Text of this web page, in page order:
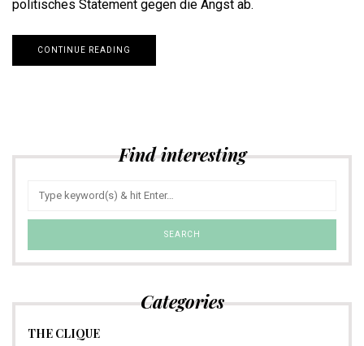
politisches Statement gegen die Angst ab.
CONTINUE READING
Find interesting
Categories
THE CLIQUE